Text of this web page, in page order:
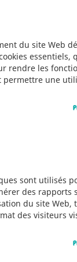
Mon poster à décorer -
du site Web
essentiels,
rendre les
permettre une
sont utilisés
des rapports
du site Web,
des visiteurs